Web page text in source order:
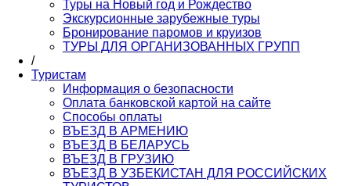
Туры на Новый год и Рождество
Экскурсионные зарубежные туры
Бронирование паромов и круизов
ТУРЫ ДЛЯ ОРГАНИЗОВАННЫХ ГРУПП
/
Туристам
Информация о безопасности
Оплата банковской картой на сайте
Способы оплаты
ВЪЕЗД В АРМЕНИЮ
ВЪЕЗД В БЕЛАРУСЬ
ВЪЕЗД В ГРУЗИЮ
ВЪЕЗД В УЗБЕКИСТАН ДЛЯ РОССИЙСКИХ